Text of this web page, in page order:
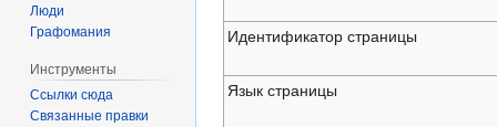
Идентификатор страницы
Язык страницы
Люди
Графомания
Инструменты
Ссылки сюда
Связанные правки